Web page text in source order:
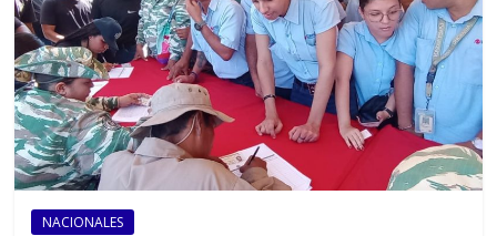
NACIONALES